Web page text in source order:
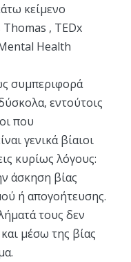
κείμενο
, TEDx
Health
συμπεριφορά
εντούτοις
που
γενικά βίαιοι
κυρίως λόγους:
άσκηση βίας
ή απογοήτευσης.
τους δεν
μέσω της βίας